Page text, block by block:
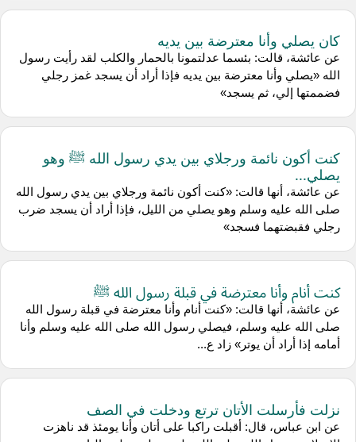
كان يصلي وأنا معترضة بين يديه
عن عائشة، قالت: بئسما عدلتمونا بالحمار والكلب لقد رأيت رسول
الله «يصلي وأنا معترضة بين يديه فإذا أراد أن يسجد غمز رجلي
فضممتها إلي، ثم يسجد»
كنت أكون نائمة ورجلاي بين يدي رسول الله ﷺ وهو
يصلي...
عن عائشة، أنها قالت: «كنت أكون نائمة ورجلاي بين يدي رسول الله
صلى الله عليه وسلم وهو يصلي من الليل، فإذا أراد أن يسجد ضرب
رجلي فقبضتهما فسجد»
كنت أنام وأنا معترضة في قبلة رسول الله ﷺ
عن عائشة، أنها قالت: «كنت أنام وأنا معترضة في قبلة رسول الله
صلى الله عليه وسلم، فيصلي رسول الله صلى الله عليه وسلم وأنا
أمامه إذا أراد أن يوتر» زاد ع...
نزلت فأرسلت الأتان ترتع ودخلت في الصف
عن ابن عباس، قال: أقبلت راكبا على أتان وأنا يومئذ قد ناهزت